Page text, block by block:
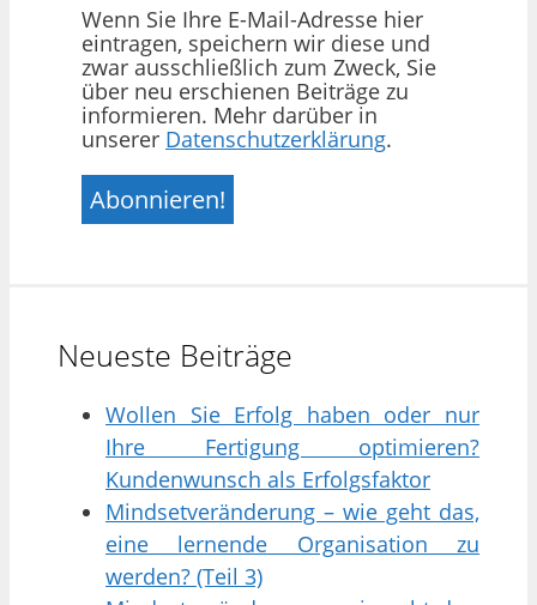
Wenn Sie Ihre E-Mail-Adresse hier
eintragen, speichern wir diese und
zwar ausschließlich zum Zweck, Sie
über neu erschienen Beiträge zu
informieren. Mehr darüber in
unserer Datenschutzerklärung.
Neueste Beiträge
Wollen Sie Erfolg haben oder nur
Ihre Fertigung optimieren?
Kundenwunsch als Erfolgsfaktor
Mindsetveränderung – wie geht das,
eine lernende Organisation zu
werden? (Teil 3)